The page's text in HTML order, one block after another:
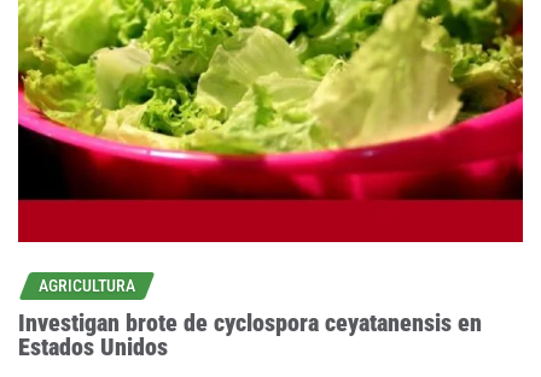
AGRICULTURA
Investigan brote de cyclospora ceyatanensis en
Estados Unidos